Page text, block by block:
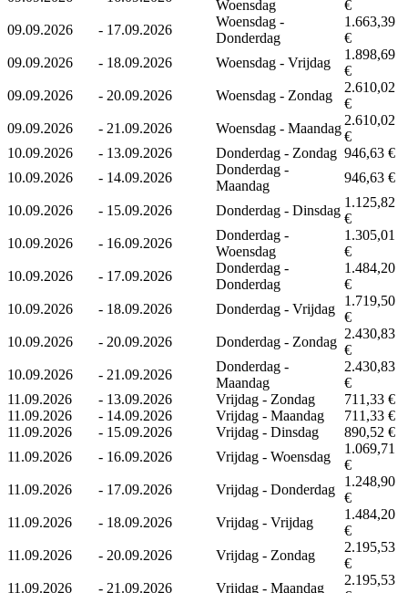
Woensdag
€
09.09.2026
- 17.09.2026
Woensdag -
Donderdag
1.663,39
€
09.09.2026
- 18.09.2026 Woensdag - Vrijdag
1.898,69
€
09.09.2026
- 20.09.2026 Woensdag - Zondag
2.610,02
€
09.09.2026
- 21.09.2026 Woensdag - Maandag
2.610,02
€
10.09.2026
- 13.09.2026 Donderdag - Zondag 946,63 €
10.09.2026
- 14.09.2026
Donderdag -
Maandag
946,63 €
10.09.2026 - 15.09.2026 Donderdag - Dinsdag
1.125,82
€
10.09.2026
- 16.09.2026
Donderdag -
Woensdag
1.305,01
€
10.09.2026
- 17.09.2026
Donderdag -
Donderdag
1.484,20
€
10.09.2026
- 18.09.2026 Donderdag - Vrijdag
1.719,50
€
10.09.2026
- 20.09.2026 Donderdag - Zondag
2.430,83
€
10.09.2026
- 21.09.2026
Donderdag -
Maandag
2.430,83
€
11.09.2026
- 13.09.2026 Vrijdag - Zondag
711,33 €
11.09.2026
- 14.09.2026 Vrijdag - Maandag
711,33 €
11.09.2026
- 15.09.2026 Vrijdag - Dinsdag
890,52 €
11.09.2026
- 16.09.2026 Vrijdag - Woensdag
1.069,71
€
11.09.2026
- 17.09.2026 Vrijdag - Donderdag
1.248,90
€
11.09.2026
- 18.09.2026 Vrijdag - Vrijdag
1.484,20
€
11.09.2026
- 20.09.2026 Vrijdag - Zondag
2.195,53
€
11.09.2026
- 21.09.2026 Vrijdag - Maandag
2.195,53